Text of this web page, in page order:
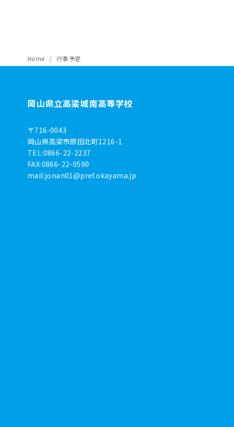
Home 行事予定
岡山県立高梁城南高等学校
〒716-0043
岡山県高梁市原田北町1216-1
TEL:0866-22-2237
FAX:0866-22-0590
mail:jonan01@pref.okayama.jp